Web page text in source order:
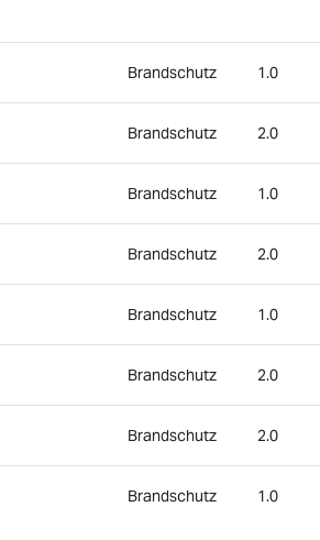
Brandschutz 1.0
Brandschutz 2.0
Brandschutz 1.0
Brandschutz 2.0
Brandschutz 1.0
Brandschutz 2.0
Brandschutz 2.0
Brandschutz 1.0